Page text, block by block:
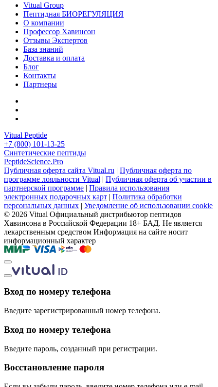
Vitual Group
Пептидная БИОРЕГУЛЯЦИЯ
О компании
Профессор Хавинсон
Отзывы Экспертов
База знаний
Доставка и оплата
Блог
Контакты
Партнеры
Vitual Peptide
+7 (800) 101-13-25
Синтетические пептиды
PeptideScience.Pro
Публичная оферта сайта Vitual.ru | Публичная оферта по
программе лояльности Vitual | Публичная оферта об участии в
партнерской программе | Правила использования
электронных подарочных карт | Политика обработки
персональных данных | Уведомление об использовании cookie
© 2026 Vitual Официальный дистрибьютор пептидов
Хавинсона в Российской Федерации 18+ БАД. Не является
лекарственным средством Информация на сайте носит
информационный характер
Вход по номеру телефона
Введите зарегистрированный номер телефона.
Вход по номеру телефона
Введите пароль, созданный при регистрации.
Восстановление пароля